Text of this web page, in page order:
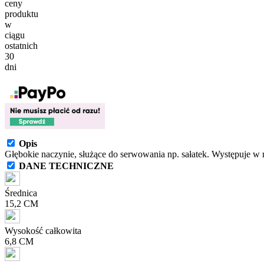
ceny
produktu
w
ciągu
ostatnich
30
dni
Opis
Głębokie naczynie, służące do serwowania np. sałatek. Występuje
DANE TECHNICZNE
Średnica
15,2 CM
Wysokość całkowita
6,8 CM